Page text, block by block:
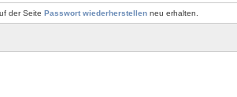
der Seite Passwort wiederherstellen neu erhalten.